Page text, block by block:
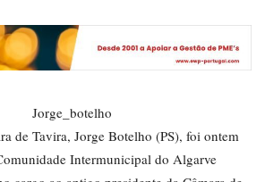
de Tavira, Jorge Botelho (PS), foi ontem
Intermunicipal do Algarve